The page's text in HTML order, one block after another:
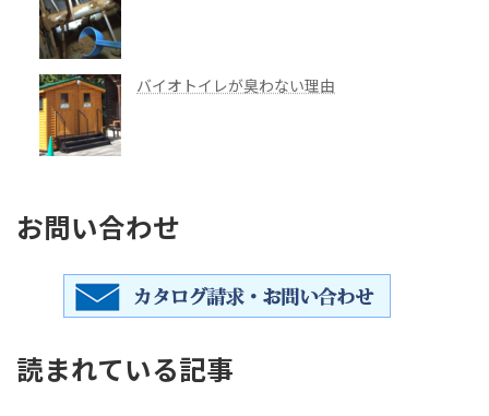
バイオトイレが臭わない理由
お問い合わせ
読まれている記事